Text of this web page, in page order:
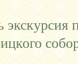
экскурсия